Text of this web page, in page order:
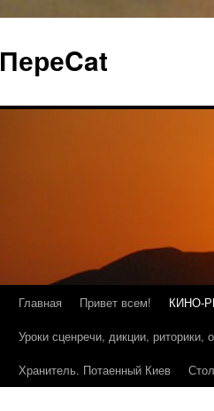
ПереCat
Главная Привет всем! КИНО-
Уроки сценречи, дикции, риторики,
Хранитель. Потаенный Киев